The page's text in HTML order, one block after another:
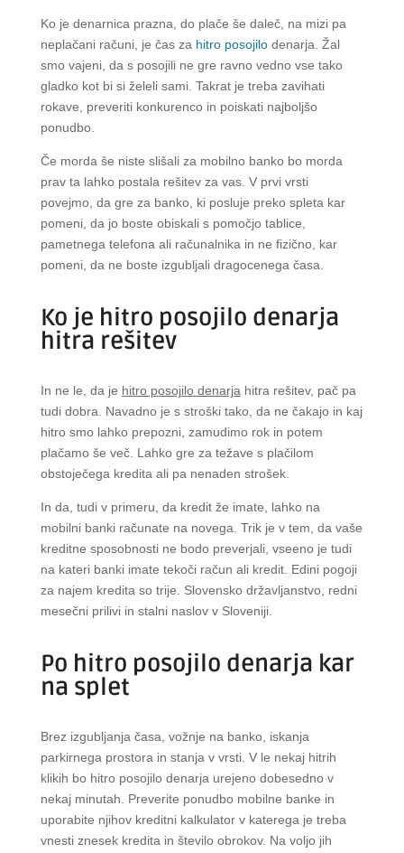
Ko je denarnica prazna, do plače še daleč, na mizi pa
neplačani računi, je čas za hitro posojilodenarja. Žal
smo vajeni, da s posojili ne gre ravno vedno vse tako
gladko kot bi si želeli sami. Takrat je treba zavihati
rokave, preveriti konkurenco in poiskati najboljšo
ponudbo.
Če morda še niste slišali za mobilno banko bo morda
prav ta lahko postala rešitev za vas. V prvi vrsti
povejmo, da gre za banko, ki posluje preko spleta kar
pomeni, da jo boste obiskali s pomočjo tablice,
pametnega telefona ali računalnika in ne fizično, kar
pomeni, da ne boste izgubljali dragocenega časa.
Ko je hitro posojilo denarja
hitra rešitev
In ne le, da je hitro posojilo denarja hitra rešitev, pač pa
tudi dobra. Navadno je s stroški tako, da ne čakajo in kaj
hitro smo lahko prepozni, zamudimo rok in potem
plačamo še več. Lahko gre za težave s plačilom
obstoječega kredita ali pa nenaden strošek.
In da, tudi v primeru, da kredit že imate, lahko na
mobilni banki računate na novega. Trik je v tem, da vaše
kreditne sposobnosti ne bodo preverjali, vseeno je tudi
na kateri banki imate tekoči račun ali kredit. Edini pogoji
za najem kredita so trije. Slovensko državljanstvo, redni
mesečni prilivi in stalni naslov v Sloveniji.
Po hitro posojilo denarja kar
na splet
Brez izgubljanja časa, vožnje na banko, iskanja
parkirnega prostora in stanja v vrsti. V le nekaj hitrih
klikih bo hitro posojilo denarja urejeno dobesedno v
nekaj minutah. Preverite ponudbo mobilne banke in
uporabite njihov kreditni kalkulator v katerega je treba
vnesti znesek kredita in število obrokov. Na voljo jih